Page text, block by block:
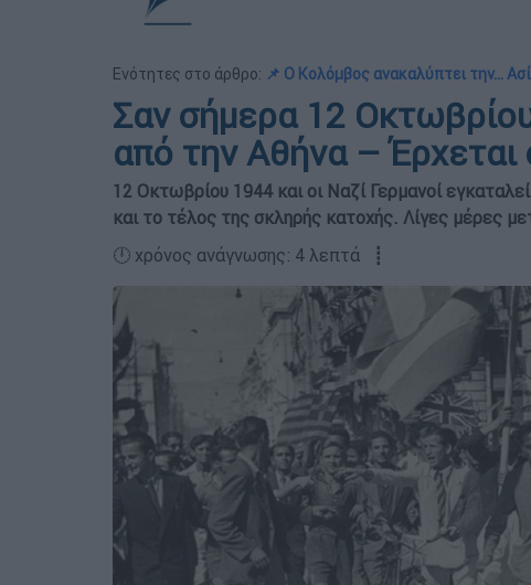
Ενότητες στο άρθρο: 📌 Ο Κολόμβος ανακαλύπτει την...
Σαν σήμερα 12
από την Αθήνα – Έρχεται
12 Οκτωβρίου 1944 και οι Ναζί Γερμανοί
και το τέλος της σκληρής κατοχής. Λίγες μέρες
🕛 χρόνος ανάγνωσης: 4 λεπτά ┋